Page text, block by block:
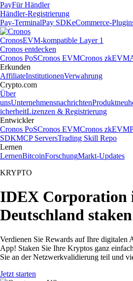
PayFür Händler
Händler-Registrierung
Pay-TerminalPay SDKeCommerce-
CronosEVM-kompatible Layer 1
Cronos entdecken
Cronos PoSCronos EVMCronos zkEVM
Erkunden
AffiliateInstitutionenVerwahrung
Crypto.com
Über
unsUnternehmensnachrichten
icherheitLizenzen & Registrierung
Entwickler
Cronos PoSCronos EVMCronos zkEVM
SDKMCP ServersTrading Skill Repo
Lernen
LernenBitcoinForschungMarkt-Updates
KRYPTO
IDEX Corporation
Deutschland staken
Verdienen Sie Rewards auf Ihre digitalen
App! Staken Sie Ihre Kryptos ganz
Sie an der Netzwerkvalidierung teil und
Jetzt starten